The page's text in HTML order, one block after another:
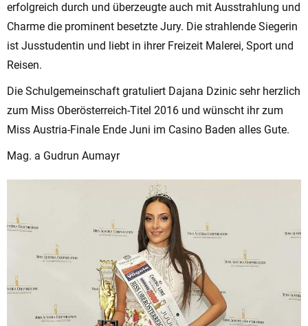
erfolgreich durch und überzeugte auch mit Ausstrahlung und
Charme die prominent besetzte Jury. Die strahlende Siegerin
ist Jusstudentin und liebt in ihrer Freizeit Malerei, Sport und
Reisen.
Die Schulgemeinschaft gratuliert Dajana Dzinic sehr herzlich
zum Miss Oberösterreich-Titel 2016 und wünscht ihr zum
Miss Austria-Finale Ende Juni im Casino Baden alles Gute.
Mag. a Gudrun Aumayr